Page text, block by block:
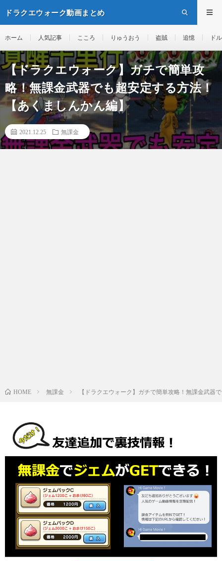
ドラクエウォーク動画まとめ
ホーム 人気記事 こころ りゅうおう 盗賊 追憶 ド
【ドラクエウォーク】ガチで簡単攻
略！無課金武器でも超安定する方法！
【あくましんかん編】
2021.12.25 無課金
HOME 無課金 【ドラクエウォーク】ガチで簡単攻略！無課金武器